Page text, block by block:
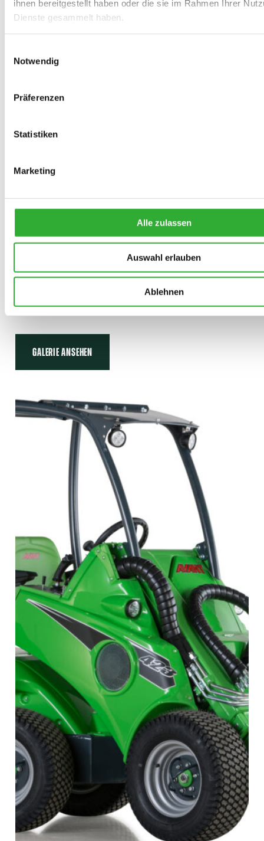
ihnen bereitgestellt haben oder die sie im Rahmen Ihrer
Dienste gesammelt haben.
Notwendig
Präferenzen
Statistiken
Marketing
Alle zulassen
Auswahl erlauben
Ablehnen
ENTDECKEN SIE ANBAUGERÄTE
ENTDECKEN SIE OPTIONEN
GALERIE
GALERIE ANSEHEN